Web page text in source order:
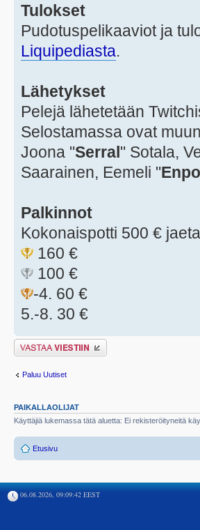
Tulokset
Pudotuspelikaaviot ja
Liquipediasta.
Lähetykset
Pelejä lähetetään
Selostamassa ovat
Joona "Serral" Sotala,
Saarainen, Eemeli "Enpo
Palkinnot
Kokonaispotti 500 €
160 €
100 €
-4. 60 €
5.-8. 30 €
Lähetä vastaus
Paluu Uutiset
PAIKALLAOLIJAT
Käyttäjiä lukemassa tätä aluetta: Ei rekisteröityneitä
Etusivu
06.08.2026, 09:09:42 EEST